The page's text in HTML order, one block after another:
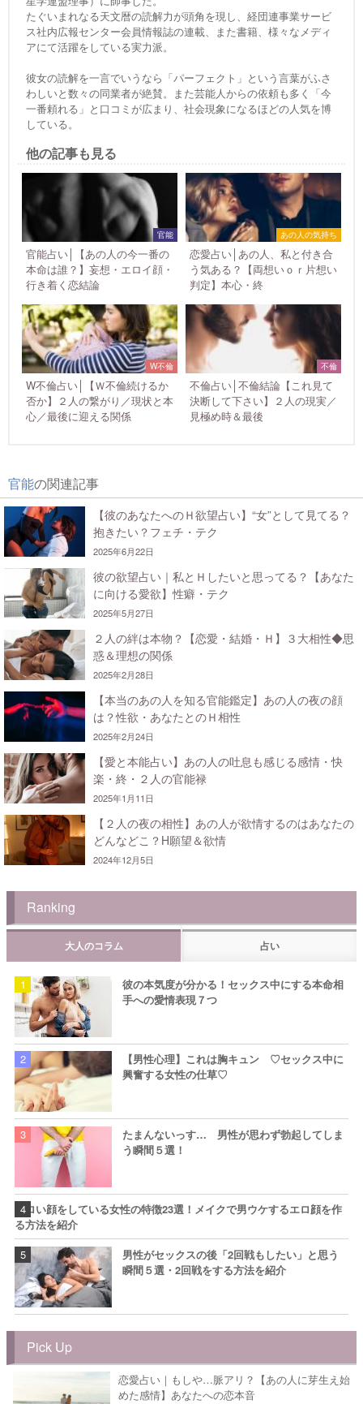
たぐいまれなる天文暦の読解力が頭角を現し、経団連事業サービ
ス社内広報センター会員情報誌の連載、また書籍、様々なメディ
アにて活躍をしている実力派。
彼女の読解を一言でいうなら「パーフェクト」という言葉がふさ
わしいと数々の同業者が絶賛。また芸能人からの依頼も多く「今
一番頼れる」と口コミが広まり、社会現象になるほどの人気を博
している。
他の記事も見る
官能
官能占い│【あの人の今一番の
本命は誰？】妄想・エロイ顔・
行き着く恋結論
あの人の気持ち
恋愛占い│あの人、私と付き合
う気ある？【両想いｏｒ片想い
判定】本心・終
W不倫
W不倫占い│【Ｗ不倫続けるか
否か】２人の繋がり／現状と本
心／最後に迎える関係
不倫
不倫占い│不倫結論【これ見て
決断して下さい】２人の現実／
見極め時＆最後
官能の関連記事
【彼のあなたへのＨ欲望占い】“女”として見てる？
抱きたい？フェチ・テク
2025年6月22日
彼の欲望占い｜私とＨしたいと思ってる？【あなた
に向ける愛欲】性癖・テク
2025年5月27日
２人の絆は本物？【恋愛・結婚・Ｈ】３大相性◆思
惑＆理想の関係
2025年2月28日
【本当のあの人を知る官能鑑定】あの人の夜の顔
は？性欲・あなたとのＨ相性
2025年2月24日
【愛と本能占い】あの人の吐息も感じる感情・快
楽・終・２人の官能禄
2025年1月11日
【２人の夜の相性】あの人が欲情するのはあなたの
どんなどこ？H願望＆欲情
2024年12月5日
Ranking
大人のコラム 占い
彼の本気度が分かる！セックス中にする本命相
手への愛情表現７つ
【男性心理】これは胸キュン ♡セックス中に
興奮する女性の仕草♡
たまんないっす… 男性が思わず勃起してしま
う瞬間５選！
エロい顔をしている女性の特徴23選！メイクで男ウケするエロ顔を作
る方法を紹介
男性がセックスの後「2回戦もしたい」と思う
瞬間５選・2回戦をする方法を紹介
Pick Up
恋愛占い｜もしや…脈アリ？【あの人に芽生え始
めた感情】あなたへの恋本音